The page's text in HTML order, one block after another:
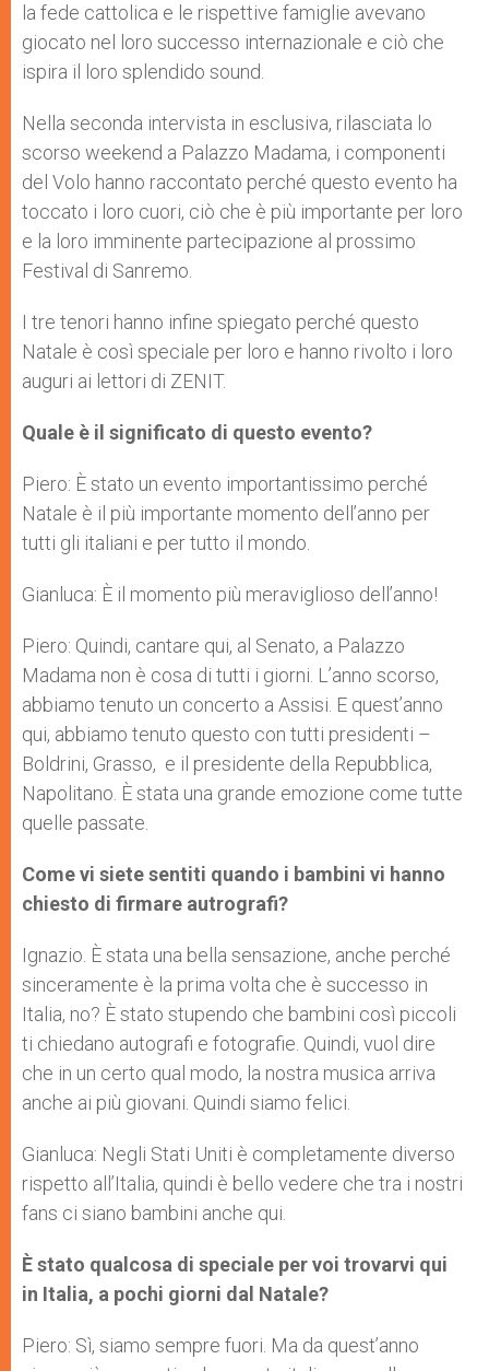
la fede cattolica e le rispettive famiglie avevano
giocato nel loro successo internazionale e ciò che
ispira il loro splendido sound.
Nella seconda intervista in esclusiva, rilasciata lo
scorso weekend a Palazzo Madama, i componenti
del Volo hanno raccontato perché questo evento ha
toccato i loro cuori, ciò che è più importante per loro
e la loro imminente partecipazione al prossimo
Festival di Sanremo.
I tre tenori hanno infine spiegato perché questo
Natale è così speciale per loro e hanno rivolto i loro
auguri ai lettori di ZENIT.
Quale è il significato di questo evento?
Piero: È stato un evento importantissimo perché
Natale è il più importante momento dell’anno per
tutti gli italiani e per tutto il mondo.
Gianluca: È il momento più meraviglioso dell’anno!
Piero: Quindi, cantare qui, al Senato, a Palazzo
Madama non è cosa di tutti i giorni. L’anno scorso,
abbiamo tenuto un concerto a Assisi. E quest’anno
qui, abbiamo tenuto questo con tutti presidenti –
Boldrini, Grasso, e il presidente della Repubblica,
Napolitano. È stata una grande emozione come tutte
quelle passate.
Come vi siete sentiti quando i bambini vi hanno
chiesto di firmare autrografi?
Ignazio. È stata una bella sensazione, anche perché
sinceramente è la prima volta che è successo in
Italia, no? È stato stupendo che bambini così piccoli
ti chiedano autografi e fotografie. Quindi, vuol dire
che in un certo qual modo, la nostra musica arriva
anche ai più giovani. Quindi siamo felici.
Gianluca: Negli Stati Uniti è completamente diverso
rispetto all’Italia, quindi è bello vedere che tra i nostri
fans ci siano bambini anche qui.
È stato qualcosa di speciale per voi trovarvi qui
in Italia, a pochi giorni dal Natale?
Piero: Sì, siamo sempre fuori. Ma da quest’anno